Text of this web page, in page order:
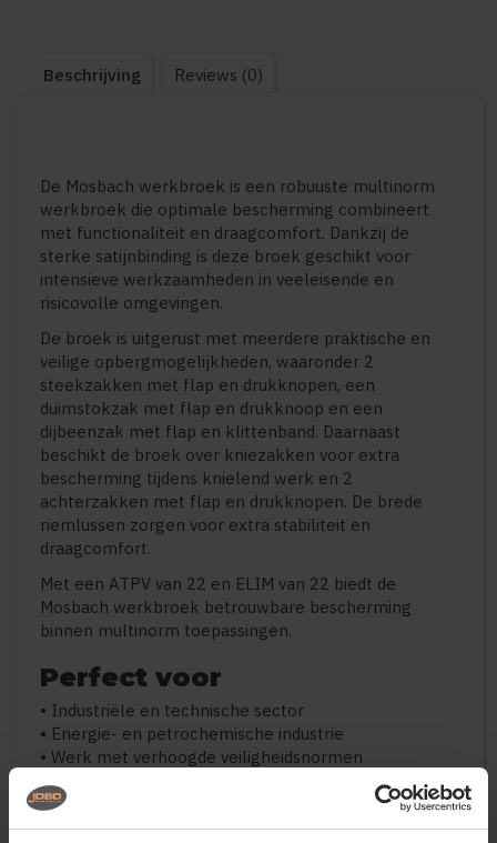
Beschrijving Reviews (0)
De Mosbach werkbroek is een robuuste multinorm
werkbroek die optimale bescherming combineert
met functionaliteit en draagcomfort. Dankzij de
sterke satijnbinding is deze broek geschikt voor
intensieve werkzaamheden in veeleisende en
risicovolle omgevingen.
De broek is uitgerust met meerdere praktische en
veilige opbergmogelijkheden, waaronder 2
steekzakken met flap en drukknopen, een
duimstokzak met flap en drukknoop en een
dijbeenzak met flap en klittenband. Daarnaast
beschikt de broek over kniezakken voor extra
bescherming tijdens knielend werk en 2
achterzakken met flap en drukknopen. De brede
riemlussen zorgen voor extra stabiliteit en
draagcomfort.
Met een ATPV van 22 en ELIM van 22 biedt de
Mosbach werkbroek betrouwbare bescherming
binnen multinorm toepassingen.
Perfect voor
• Industriële en technische sector
• Energie- en petrochemische industrie
• Werk met verhoogde veiligheidsnormen
• Onderhouds- en installatiewerk
• Zwaar en intensief buitenwerk